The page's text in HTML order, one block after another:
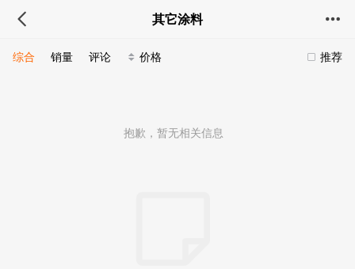
其它涂料
推荐
综合 销量 评论 价格
抱歉，暂无相关信息